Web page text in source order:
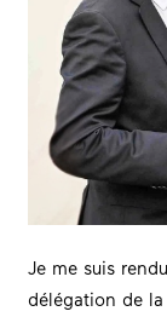
Je me suis
délégation de